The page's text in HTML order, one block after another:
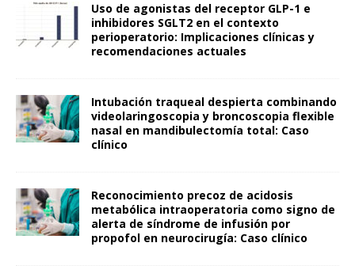
Uso de agonistas del receptor GLP-1 e
inhibidores SGLT2 en el contexto
perioperatorio: Implicaciones clínicas y
recomendaciones actuales
Intubación traqueal despierta combinando
videolaringoscopia y broncoscopia flexible
nasal en mandibulectomía total: Caso
clínico
Reconocimiento precoz de acidosis
metabólica intraoperatoria como signo de
alerta de síndrome de infusión por
propofol en neurocirugía: Caso clínico